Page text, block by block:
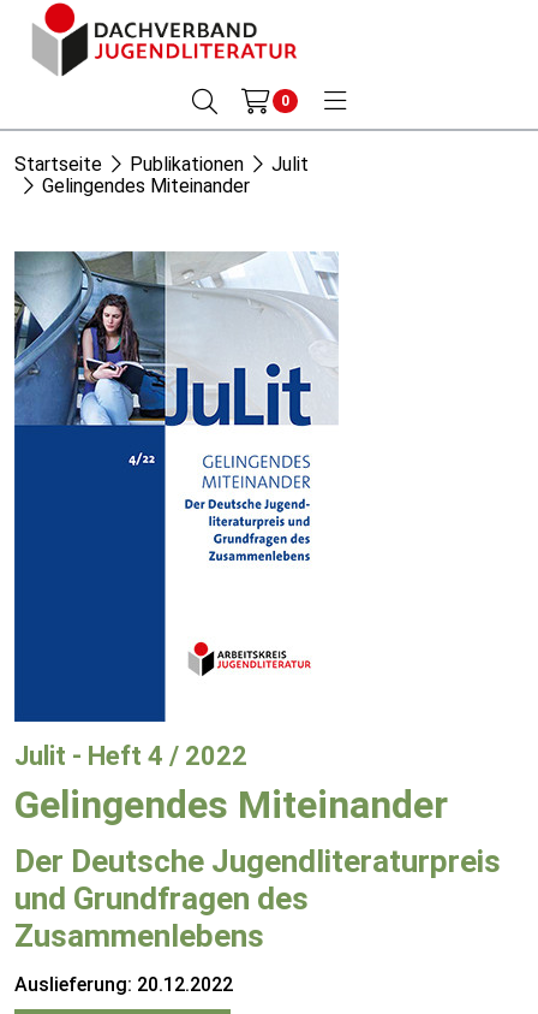
0
Startseite Publikationen
Julit
Gelingendes Miteinander
Julit - Heft 4 / 2022
Gelingendes Miteinander
Der Deutsche Jugendliteraturpreis
und Grundfragen des
Zusammenlebens
Auslieferung: 20.12.2022